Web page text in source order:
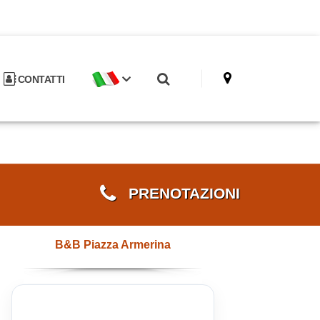
CONTATTI
PRENOTAZIONI
B&B Piazza Armerina